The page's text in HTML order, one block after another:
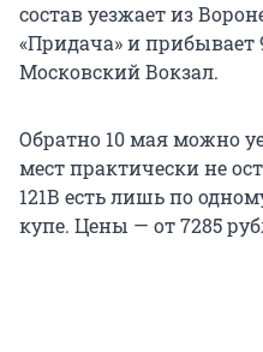
состав уезжает из
«Придача» и прибывает
Московский Вокзал.
Обратно 10 мая можно
мест практически не
121В есть лишь по
купе. Цены — от 7285